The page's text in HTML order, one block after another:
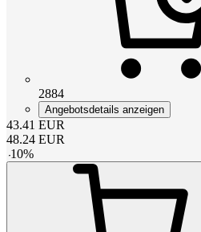
2884
Angebotsdetails anzeigen
43.41 EUR
48.24 EUR
-10%